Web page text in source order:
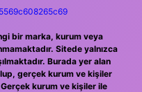
bir marka, kurum veya
Sitede yalnızca
Burada yer alan
gerçek kurum ve kişiler
Gerçek kurum ve kişiler ile